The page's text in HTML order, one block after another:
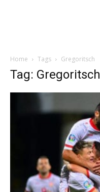
Home Tags Gregoritsch
Tag: Gregoritsch